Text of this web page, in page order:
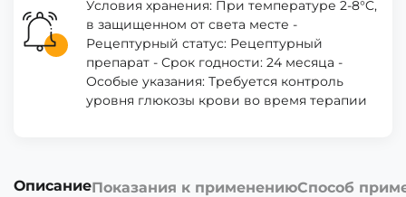
Условия хранения: При температуре 2-8°C,
в защищенном от света месте -
Рецептурный статус: Рецептурный
препарат - Срок годности: 24 месяца -
Особые указания: Требуется контроль
уровня глюкозы крови во время терапии
ОписаниеПоказания к применениюСпособ